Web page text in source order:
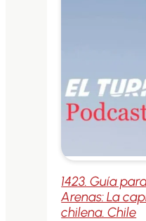
1423. Guía
Arenas: La
chilena. Chile